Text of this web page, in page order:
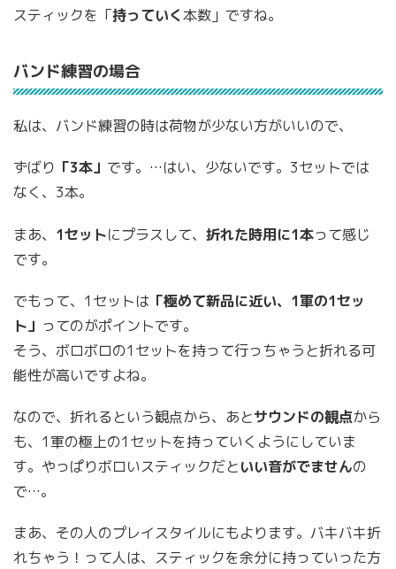
スティックを「持っていく本数」ですね。
バンド練習の場合
私は、バンド練習の時は荷物が少ない方がいいので、
ずばり 「3本」 です。…はい、少ないです。3セットでは
なく、3本。
まあ、 1セットにプラスして、 折れた時用に1本って感じ
です。
でもって、1セットは 「極めて新品に近い、1軍の1セッ
ト」 ってのがポイントです。
そう、ボロボロの1セットを持って行っちゃうと折れる可
能性が高いですよね。
なので、折れるという観点から、あとサウンドの観点から
も、1軍の極上の1セットを持っていくようにしていま
す。やっぱりボロいスティックだといい音がでませんの
で…。
まあ、その人のプレイスタイルにもよります。バキバキ折
れちゃう！って人は、スティックを余分に持っていった方